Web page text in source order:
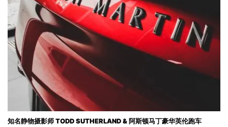
知名静物摄影师 TODD SUTHERLAND & 阿斯顿马丁豪华英伦跑车